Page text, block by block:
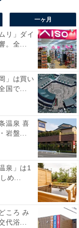
一ヶ月
リ」ダイ
。全...
」は買い
国で...
温泉 喜
岩盤...
泉」は1
め...
ころ み
代浴...